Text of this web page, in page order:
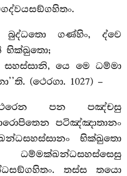
බුද්ධතො ගණ්හිං, ද්වෙ
භික්ඛුතො;
සහස්සානි, යෙ මෙ ධම්මා
(ථෙරගා. 1027) –
පන පඤ්චසු
පටිඤ්ඤාතානං
භික්ඛුතො
තස්ස තයො